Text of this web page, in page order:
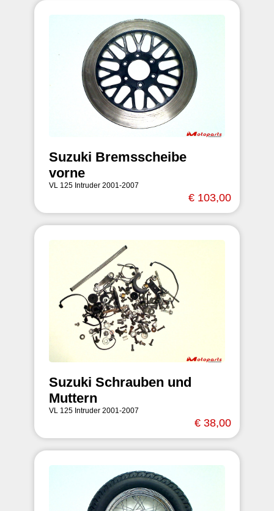
Suzuki Bremsscheibe
vorne
VL 125 Intruder 2001-2007
€ 103,00
Suzuki Schrauben und
Muttern
VL 125 Intruder 2001-2007
€ 38,00